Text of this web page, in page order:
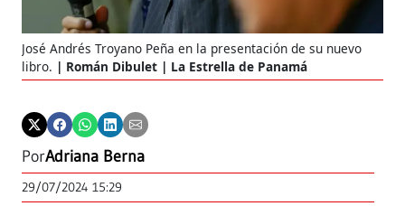
José Andrés Troyano Peña en la presentación de su nuevo
libro.
Román Dibulet | La Estrella de Panamá
PorAdriana Berna
29/07/2024 15:29